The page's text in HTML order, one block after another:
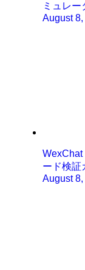
ミュレー
August
WexChat
ード検証
August